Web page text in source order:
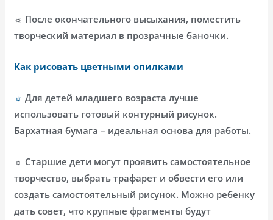
☼ После окончательного высыхания, поместить
творческий материал в прозрачные баночки.
Как рисовать цветными опилками
☼Для детей младшего возраста лучше
использовать готовый контурный рисунок.
Бархатная бумага – идеальная основа для работы.
☼ Старшие дети могут проявить самостоятельное
творчество, выбрать трафарет и обвести его или
создать самостоятельный рисунок. Можно ребенку
дать совет, что крупные фрагменты будут